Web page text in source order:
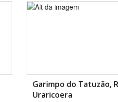
Garimpo do Tatuzão,
Uraricoera